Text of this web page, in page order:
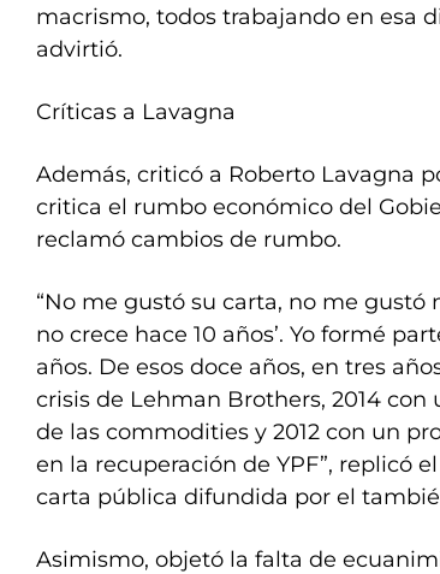
macrismo, todos trabajando en esa
advirtió.
Críticas a Lavagna
Además, criticó a Roberto Lavagna
critica el rumbo económico del
reclamó cambios de rumbo.
“No me gustó su carta, no me gustó
no crece hace 10 años’. Yo formé
años. De esos doce años, en tres
crisis de Lehman Brothers, 2014
de las commodities y 2012 con un
en la recuperación de YPF”, replicó
carta pública difundida por el
Asimismo, objetó la falta de